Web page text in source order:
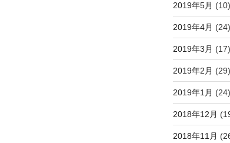
2019年5月 (10)
2019年4月 (24)
2019年3月 (17)
2019年2月 (29)
2019年1月 (24)
2018年12月
2018年11月